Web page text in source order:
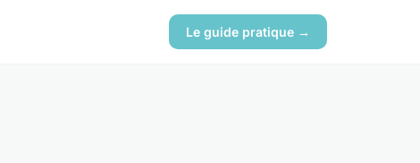
Le guide pratique →